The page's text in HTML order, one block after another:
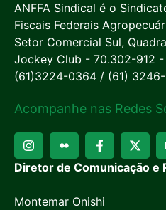
ANFFA Sindical é o
Fiscais Federais
Setor Comercial Sul,
Jockey Club - 70.302-912 -
(61)3224-0364 / (61)
Acompanhe nas Redes
Diretor de Comunicação e
Montemar Onishi